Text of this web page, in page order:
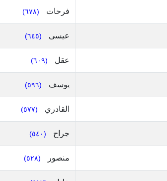
فرحات (٦٧٨)
عيسى (٦٤٥)
عقل (٦٠٩)
يوسف (٥٩٦)
القادري (٥٧٧)
جراح (٥٤٠)
منصور (٥٢٨)